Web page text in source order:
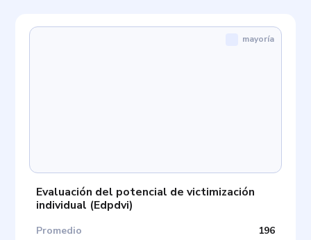
Evaluación del potencial de victimización
individual (Edpdvi)
Promedio 196
mayoría